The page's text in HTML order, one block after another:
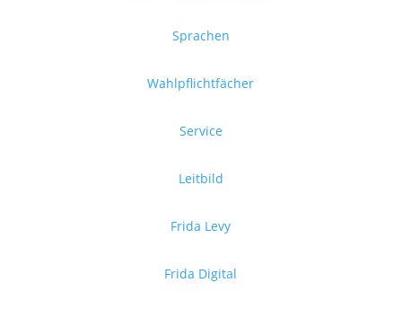
Sprachen
Wahlpflichtfächer
Service
Leitbild
Frida Levy
Frida Digital